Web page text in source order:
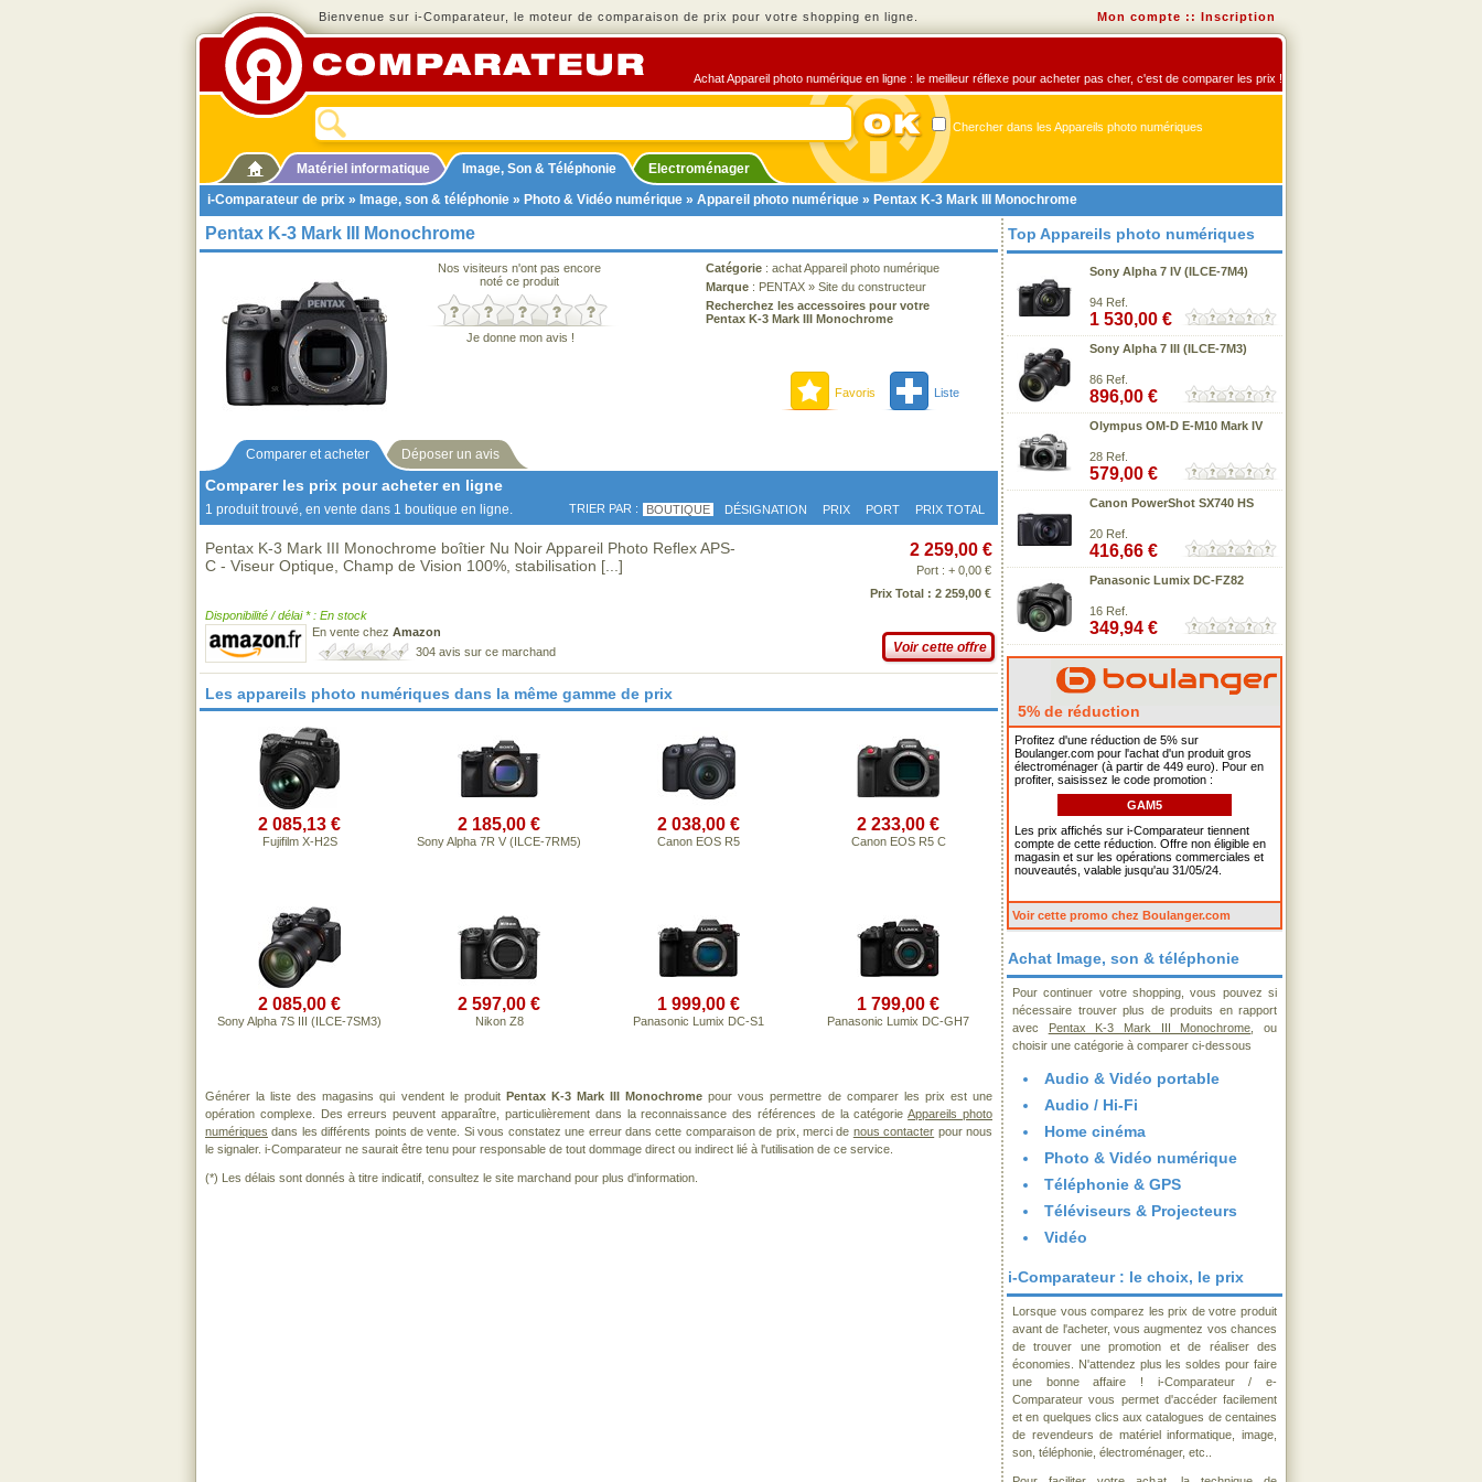
Bienvenue sur i-Comparateur, le moteur de comparaison de prix pour votre shopping en ligne. Mon compte :: Inscription
Achat Appareil photo numérique en ligne : le meilleur réflexe pour acheter pas cher, c'est de comparer les prix !
Chercher dans les Appareils photo numériques
Matériel informatique Image, Son & Téléphonie
Electroménager
i-Comparateur de prix » Image, son & téléphonie » Photo & Vidéo numérique » Appareil photo numérique » Pentax K-3 Mark III Monochrome
Pentax K-3 Mark III Monochrome
Nos visiteurs n'ont pas encore
noté ce produit
Je donne mon avis !
Catégorie : achat Appareil photo numérique
Marque : PENTAX » Site du constructeur
Recherchez les accessoires pour votre
Pentax K-3 Mark III Monochrome
Favoris Liste
Comparer et acheter Déposer un avis
Comparer les prix pour acheter en ligne
1 produit trouvé, en vente dans 1 boutique en ligne. TRIER PAR : BOUTIQUE DÉSIGNATION PRIX PORT PRIX TOTAL
Pentax K-3 Mark III Monochrome boîtier Nu Noir Appareil Photo Reflex APS-
C - Viseur Optique, Champ de Vision 100%, stabilisation [...]
Disponibilité / délai * : En stock
En vente chez Amazon
304 avis sur ce marchand
2 259,00 €
Port : + 0,00 €
Prix Total : 2 259,00 €
Voir cette offre
Les appareils photo numériques dans la même gamme de prix
2 085,13 €
Fujifilm X-H2S
2 185,00 €
Sony Alpha 7R V (ILCE-7RM5)
2 038,00 €
Canon EOS R5
2 233,00 €
Canon EOS R5 C
2 085,00 €
Sony Alpha 7S III (ILCE-7SM3)
2 597,00 €
Nikon Z8
1 999,00 €
Panasonic Lumix DC-S1
1 799,00 €
Panasonic Lumix DC-GH7
Générer la liste des magasins qui vendent le produit Pentax K-3 Mark III Monochrome pour vous permettre de comparer les prix est une
opération complexe. Des erreurs peuvent apparaître, particulièrement dans la reconnaissance des références de la catégorieAppareils photo
numériques dans les différents points de vente. Si vous constatez une erreur dans cette comparaison de prix, merci de nous contacter pour nous
le signaler. i-Comparateur ne saurait être tenu pour responsable de tout dommage direct ou indirect lié à l'utilisation de ce service.
(*) Les délais sont donnés à titre indicatif, consultez le site marchand pour plus d'information.
Top Appareils photo numériques
Sony Alpha 7 IV (ILCE-7M4)
94 Ref.
1 530,00 €
Sony Alpha 7 III (ILCE-7M3)
86 Ref.
896,00 €
Olympus OM-D E-M10 Mark IV
28 Ref.
579,00 €
Canon PowerShot SX740 HS
20 Ref.
416,66 €
Panasonic Lumix DC-FZ82
16 Ref.
349,94 €
5% de réduction
Profitez d'une réduction de 5% sur
Boulanger.com pour l'achat d'un produit gros
électroménager (à partir de 449 euro). Pour en
profiter, saisissez le code promotion :
GAM5
Les prix affichés sur i-Comparateur tiennent
compte de cette réduction. Offre non éligible en
magasin et sur les opérations commerciales et
nouveautés, valable jusqu'au 31/05/24.
Voir cette promo chez Boulanger.com
Achat Image, son & téléphonie
Pour continuer votre shopping, vous pouvez si
nécessaire trouver plus de produits en rapport
avec
Pentax K-3 Mark III Monochrome , ou
choisir une catégorie à comparer ci-dessous
Audio & Vidéo portable
Audio / Hi-Fi
Home cinéma
Photo & Vidéo numérique
Téléphonie & GPS
Téléviseurs & Projecteurs
Vidéo
i-Comparateur : le choix, le prix
Lorsque vous comparez les prix de votre produit
avant de l'acheter, vous augmentez vos chances
de trouver une promotion et de réaliser des
économies. N'attendez plus les soldes pour faire
une bonne affaire ! i-Comparateur / e-
Comparateur vous permet d'accéder facilement
et en quelques clics aux catalogues de centaines
de revendeurs de matériel informatique, image,
son, téléphonie, électroménager, etc..